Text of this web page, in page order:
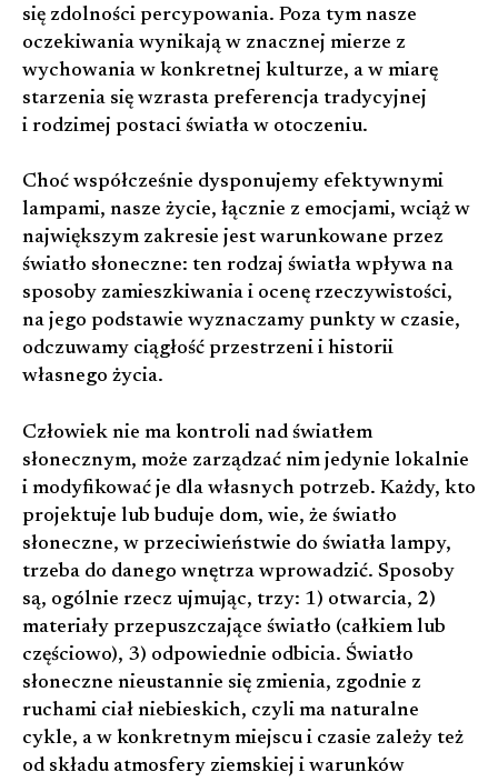
się zdolności percypowania. Poza tym nasze
oczekiwania wynikają w znacznej mierze z
wychowania w konkretnej kulturze, a w miarę
starzenia się wzrasta preferencja tradycyjnej
i rodzimej postaci światła w otoczeniu.
Choć współcześnie dysponujemy efektywnymi
lampami, nasze życie, łącznie z emocjami, wciąż w
największym zakresie jest warunkowane przez
światło słoneczne: ten rodzaj światła wpływa na
sposoby zamieszkiwania i ocenę rzeczywistości,
na jego podstawie wyznaczamy punkty w czasie,
odczuwamy ciągłość przestrzeni i historii
własnego życia.
Człowiek nie ma kontroli nad światłem
słonecznym, może zarządzać nim jedynie lokalnie
i modyfikować je dla własnych potrzeb. Każdy, kto
projektuje lub buduje dom, wie, że światło
słoneczne, w przeciwieństwie do światła lampy,
trzeba do danego wnętrza wprowadzić. Sposoby
są, ogólnie rzecz ujmując, trzy: 1) otwarcia, 2)
materiały przepuszczające światło (całkiem lub
częściowo), 3) odpowiednie odbicia. Światło
słoneczne nieustannie się zmienia, zgodnie z
ruchami ciał niebieskich, czyli ma naturalne
cykle, a w konkretnym miejscu i czasie zależy też
od składu atmosfery ziemskiej i warunków